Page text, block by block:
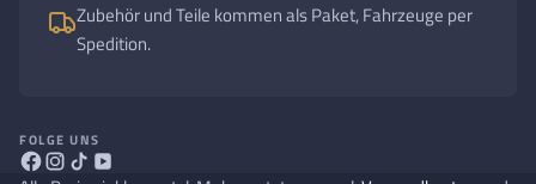
Zubehör und Teile kommen als Paket, Fahrzeuge per
Spedition.
FOLGE UNS